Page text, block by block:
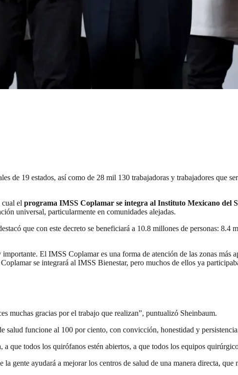
incorporación
al IMSS
de 19 estados, así como de 28 mil 130 trabajadoras y trabajadores que
el programa IMSS Coplamar se integra al Instituto Mexicano del
universal, particularmente en comunidades alejadas.
que con este decreto se beneficiará a 10.8 millones de personas: 8.4
El IMSS Coplamar es una forma de atención de las zonas
se integrará al IMSS Bienestar, pero muchos de ellos ya
muchas gracias por el trabajo que realizan”, puntualizó Sheinbaum.
salud funcione al 100 por ciento, con convicción, honestidad y
a que todos los quirófanos estén abiertos, a que todos los equipos
gente ayudará a mejorar los centros de salud de una manera directa, que